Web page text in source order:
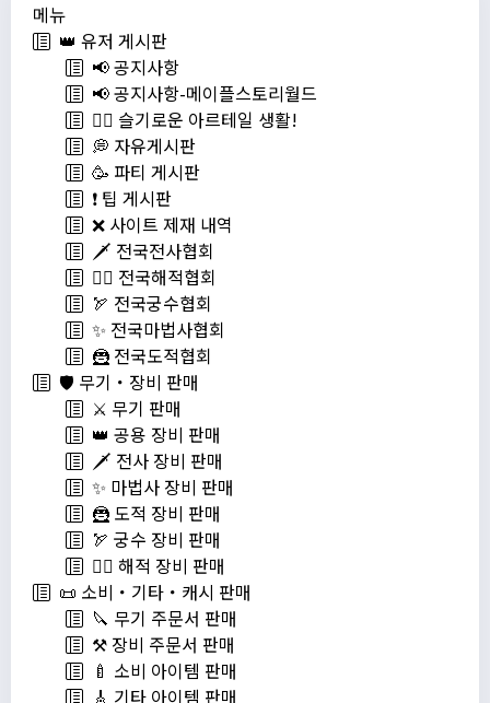
메뉴
👑 유저 게시판
📢 공지사항
📢 공지사항-메이플스토리월드
💁‍♂ 슬기로운 아르테일 생활!
💭 자유게시판
🥳 파티 게시판
❗️ 팁 게시판
❌ 사이트 제재 내역
🗡️ 전국전사협회
🏴‍☠️ 전국해적협회
🏹 전국궁수협회
✨ 전국마법사협회
🦹 전국도적협회
🛡️ 무기・장비 판매
⚔️ 무기 판매
👑 공용 장비 판매
🗡️ 전사 장비 판매
✨ 마법사 장비 판매
🦹 도적 장비 판매
🏹 궁수 장비 판매
🏴‍☠️ 해적 장비 판매
📜 소비・기타・캐시 판매
🔪 무기 주문서 판매
⚒️ 장비 주문서 판매
🍼 소비 아이템 판매
🎸 기타 아이템 판매